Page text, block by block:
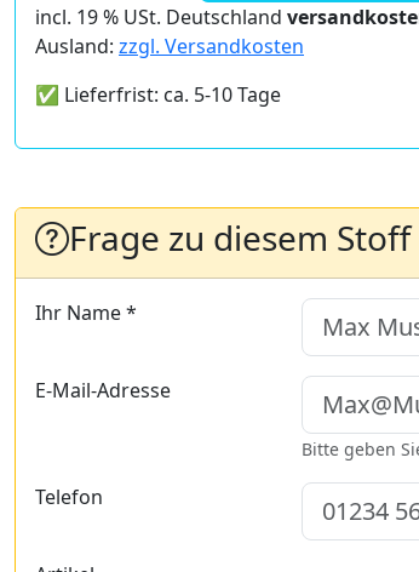
incl. 19 % USt. Deutschland
Ausland: zzgl. Versandkosten
✅ Lieferfrist: ca. 5-10 Tage
Frage zu diesem
Ihr Name *
E-Mail-Adresse
Bitte geben
Telefon